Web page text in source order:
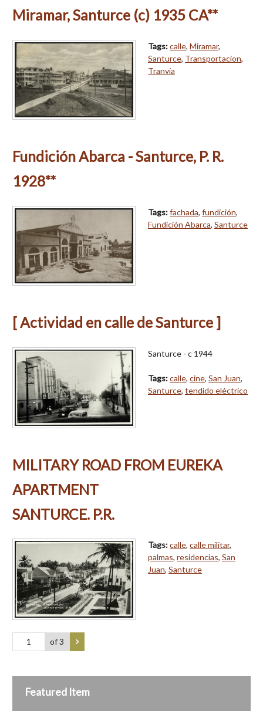
Miramar, Santurce (c) 1935 CA**
Tags:calle, Miramar,
Santurce, Transportacion,
Tranvía
Fundición Abarca - Santurce, P. R.
1928**
Tags:fachada, fundición,
Fundición Abarca, Santurce
[ Actividad en calle de Santurce ]
Santurce - c 1944
Tags:calle, cine, San Juan,
Santurce, tendido eléctrico
MILITARY ROAD FROM EUREKA
APARTMENT
SANTURCE. P.R.
Tags:calle, calle militar,
palmas, residencias, San
Juan, Santurce
of 3
Featured Item